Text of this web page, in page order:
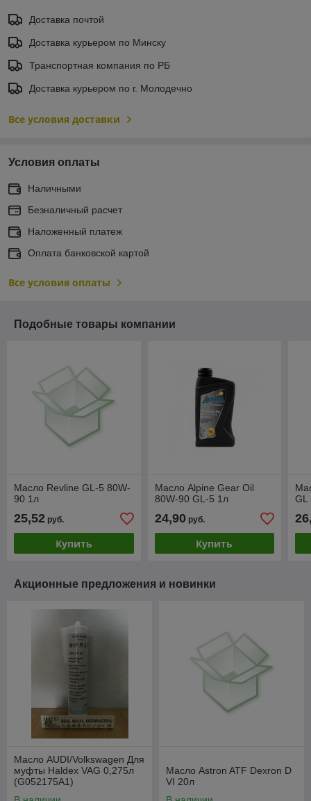
Доставка почтой
Доставка курьером по Минску
Транспортная компания по РБ
Доставка курьером по г. Молодечно
Все условия доставки
Условия оплаты
Наличными
Безналичный расчет
Наложенный платеж
Оплата банковской картой
Все условия оплаты
Подобные товары компании
Масло Revline GL-5 80W-
90 1л
25,52 руб.
Купить
Масло Alpine Gear Oil
80W-90 GL-5 1л
24,90руб.
Купить
GL
Акционные предложения и новинки
Масло AUDI/Volkswagen Для
муфты Haldex VAG 0,275л
(G052175A1)
Масло Astron ATF Dexron D
VI 20л